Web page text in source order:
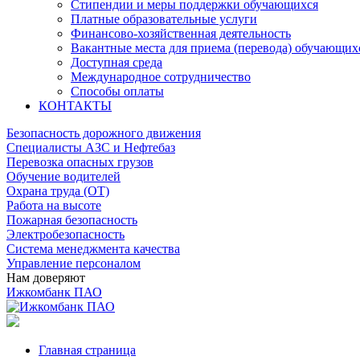
Стипендии и меры поддержки обучающихся
Платные образовательные услуги
Финансово-хозяйственная деятельность
Вакантные места для приема (перевода)
Доступная среда
Международное сотрудничество
Способы оплаты
КОНТАКТЫ
Безопасность дорожного движения
Специалисты АЗС и Нефтебаз
Перевозка опасных грузов
Обучение водителей
Охрана труда (ОТ)
Работа на высоте
Пожарная безопасность
Электробезопасность
Система менеджмента качества
Управление персоналом
Нам доверяют
Ижкомбанк ПАО
Главная страница